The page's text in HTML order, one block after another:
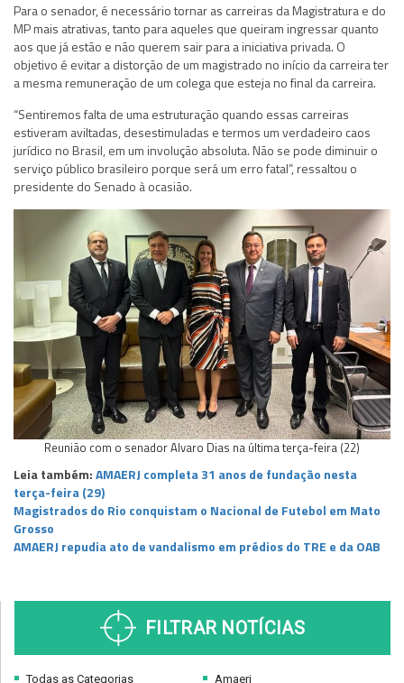
Para o senador, é necessário tornar as carreiras da Magistratura e do
MP mais atrativas, tanto para aqueles que queiram ingressar quanto
aos que já estão e não querem sair para a iniciativa privada. O
objetivo é evitar a distorção de um magistrado no início da carreira ter
a mesma remuneração de um colega que esteja no final da carreira.
“Sentiremos falta de uma estruturação quando essas carreiras
estiveram aviltadas, desestimuladas e termos um verdadeiro caos
jurídico no Brasil, em um involução absoluta. Não se pode diminuir o
serviço público brasileiro porque será um erro fatal”, ressaltou o
presidente do Senado à ocasião.
Reunião com o senador Alvaro Dias na última terça-feira (22)
Leia também:AMAERJ completa 31 anos de fundação nesta
terça-feira (29)
Magistrados do Rio conquistam o Nacional de Futebol em Mato
Grosso
AMAERJ repudia ato de vandalismo em prédios do TRE e da OAB
FILTRAR NOTÍCIAS
Todas as Categorias
Amaerj